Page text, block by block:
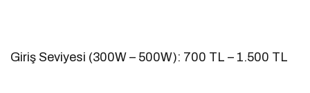
Giriş Seviyesi (300W – 500W): 700 TL – 1.500 TL